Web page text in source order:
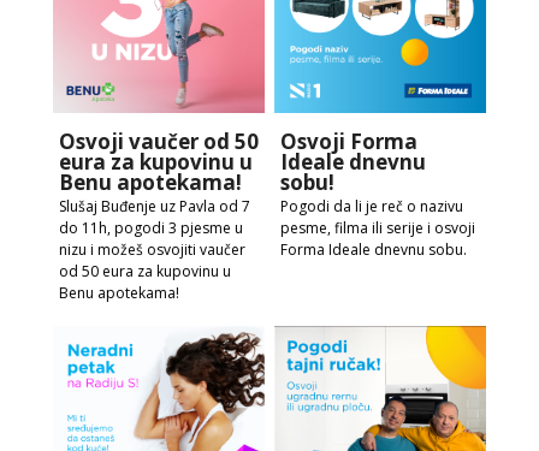
Osvoji vaučer od 50
eura za kupovinu u
Benu apotekama!
Slušaj Buđenje uz Pavla od 7
do 11h, pogodi 3 pjesme u
nizu i možeš osvojiti vaučer
od 50 eura za kupovinu u
Benu apotekama!
Osvoji Forma
Ideale dnevnu
sobu!
Pogodi da li je reč o nazivu
pesme, filma ili serije i osvoji
Forma Ideale dnevnu sobu.